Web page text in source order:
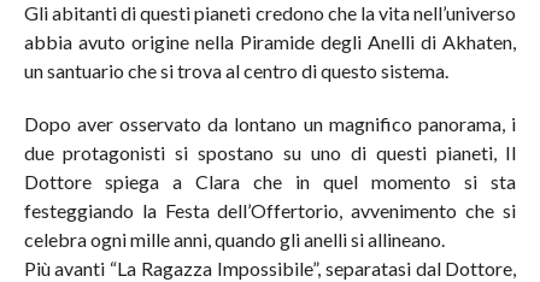
Gli abitanti di questi pianeti credono che la vita nell’universo
abbia avuto origine nella Piramide degli Anelli di Akhaten,
un santuario che si trova al centro di questo sistema.
Dopo aver osservato da lontano un magnifico panorama, i
due protagonisti si spostano su uno di questi pianeti, Il
Dottore spiega a Clara che in quel momento si sta
festeggiando la Festa dell’Offertorio, avvenimento che si
celebra ogni mille anni, quando gli anelli si allineano.
Più avanti “La Ragazza Impossibile”, separatasi dal Dottore,